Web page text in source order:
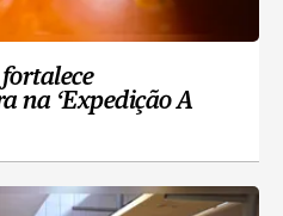
na ‘Expedição A